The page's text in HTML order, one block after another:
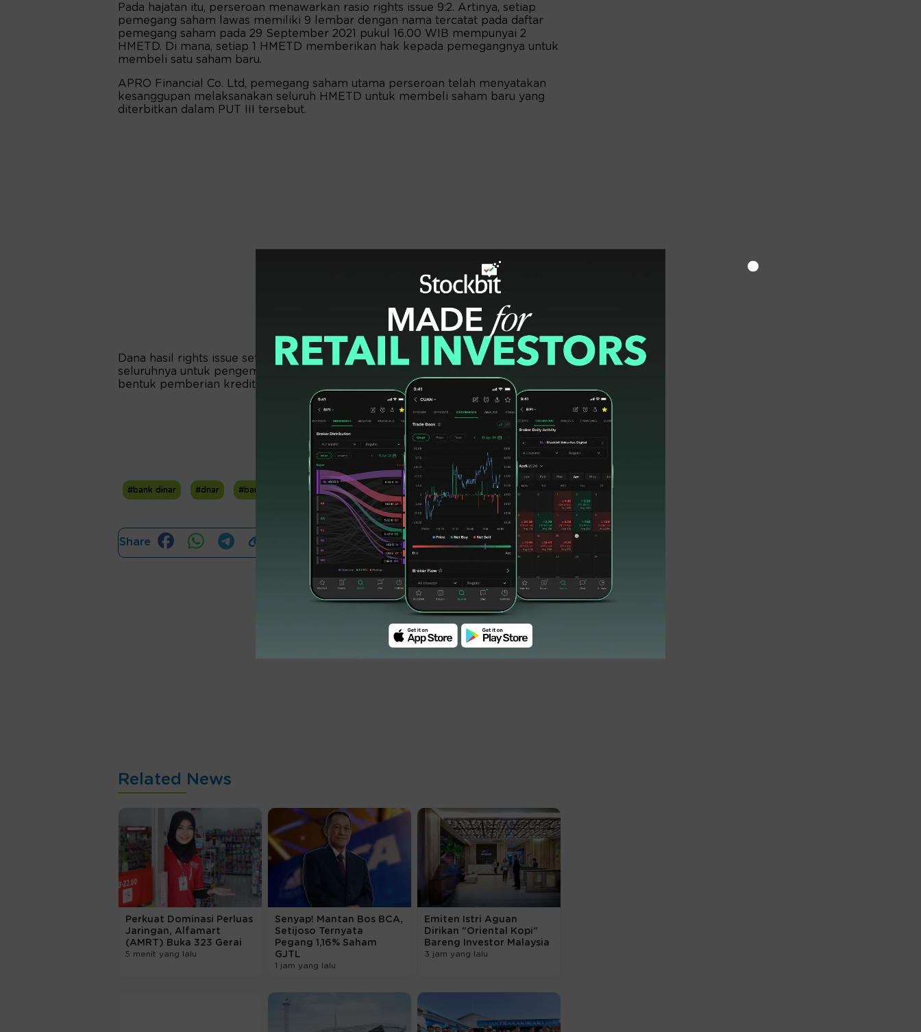
Pada hajatan itu, perseroan menawarkan rasio rights issue 9:2. Artinya, setiap
pemegang saham lawas memiliki 9 lembar dengan nama tercatat pada daftar
pemegang saham pada 29 September 2021 pukul 16.00 WIB mempunyai 2
HMETD. Di mana, setiap 1 HMETD memberikan hak kepada pemegangnya untuk
membeli satu saham baru.
APRO Financial Co. Ltd, pemegang saham utama perseroan telah menyatakan
kesanggupan melaksanakan seluruh HMETD untuk membeli saham baru yang
diterbitkan dalam PUT III tersebut.
Dana hasil rights issue setelah dikurangi biaya-biaya emisi akan digunakan
seluruhnya untuk pengembangan usaha perseroan, yaitu disalurkan dalam
bentuk pemberian kredit. (*)
#bank dinar #dnar #bank oke #ok bank #rights issue
Share
Related News
Perkuat Dominasi Perluas
Jaringan, Alfamart
(AMRT) Buka 323 Gerai
5 menit yang lalu
Senyap! Mantan Bos BCA,
Setijoso Ternyata
Pegang 1,16% Saham
GJTL
1 jam yang lalu
Emiten Istri Aguan
Dirikan "Oriental Kopi"
Bareng Investor Malaysia
3 jam yang lalu